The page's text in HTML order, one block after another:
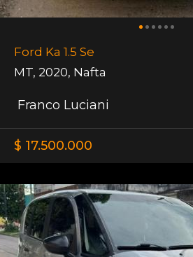
Ford Ka 1.5 Se
MT, 2020, Nafta
Franco Luciani
$ 17.500.000